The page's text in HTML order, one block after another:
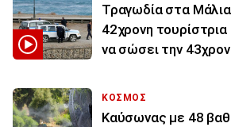
Τραγωδία στα
42χρονη
να σώσει την
ΚΟΣΜΟΣ
Καύσωνας με 48